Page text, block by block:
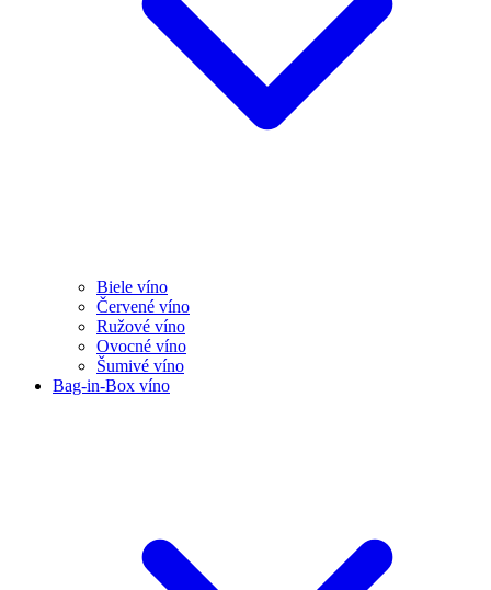
Biele víno
Červené víno
Ružové víno
Ovocné víno
Šumivé víno
Bag-in-Box víno